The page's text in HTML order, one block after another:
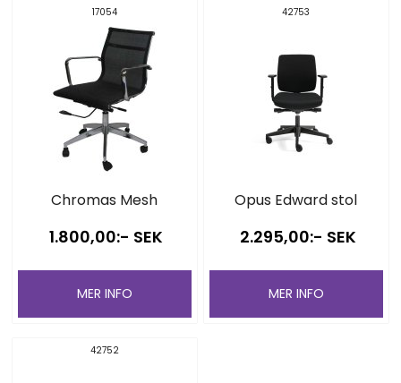
17054
Chromas Mesh
1.800,00:- SEK
MER INFO
42753
Opus Edward stol
2.295,00:- SEK
MER INFO
42752